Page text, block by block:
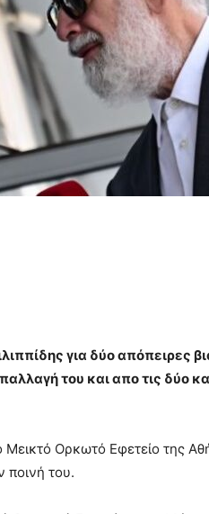
για δύο απόπειρες
του και απο τις δύο
Ορκωτό Εφετείο της
ποινή του.